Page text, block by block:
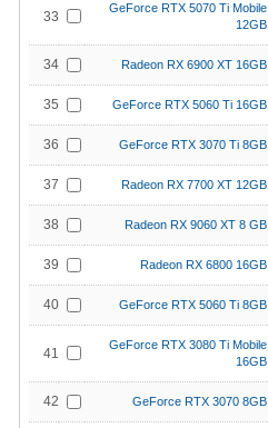
33
GeForce RTX 5070 Ti Mobile
12GB
34 Radeon RX 6900 XT 16GB
35 GeForce RTX 5060 Ti 16GB
36 GeForce RTX 3070 Ti 8GB
37 Radeon RX 7700 XT 12GB
38 Radeon RX 9060 XT 8 GB
39 Radeon RX 6800 16GB
40 GeForce RTX 5060 Ti 8GB
41
GeForce RTX 3080 Ti Mobile
16GB
42 GeForce RTX 3070 8GB